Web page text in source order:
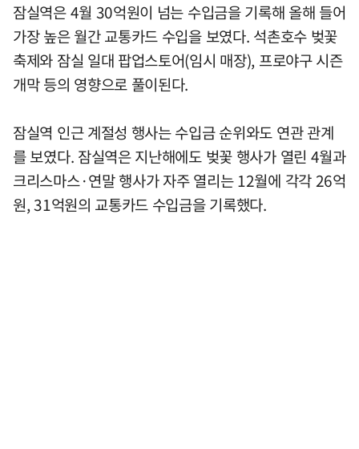
잠실역은 4월 30억원이 넘는 수입금을 기록해 올해 들어
가장 높은 월간 교통카드 수입을 보였다. 석촌호수 벚꽃
축제와 잠실 일대 팝업스토어(임시 매장), 프로야구 시즌
개막 등의 영향으로 풀이된다.
잠실역 인근 계절성 행사는 수입금 순위와도 연관 관계
를 보였다. 잠실역은 지난해에도 벚꽃 행사가 열린 4월과
크리스마스·연말 행사가 자주 열리는 12월에 각각 26억
원, 31억원의 교통카드 수입금을 기록했다.